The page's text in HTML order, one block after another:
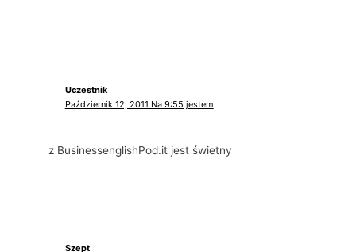
Uczestnik
Październik 12, 2011 Na 9:55 jestem
z BusinessenglishPod.it jest świetny
Szept